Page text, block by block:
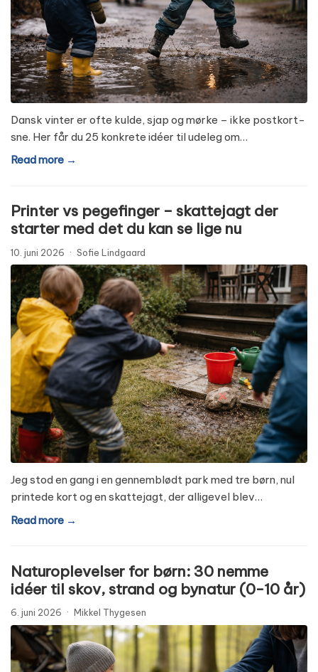
Dansk vinter er ofte kulde, sjap og mørke – ikke postkort-
sne. Her får du 25 konkrete idéer til udeleg om…
Read more →
Printer vs pegefinger – skattejagt der
starter med det du kan se lige nu
10. juni 2026 · Sofie Lindgaard
Jeg stod en gang i en gennemblødt park med tre børn, nul
printede kort og en skattejagt, der alligevel blev…
Read more →
Naturoplevelser for børn: 30 nemme
idéer til skov, strand og bynatur (0-10 år)
6. juni 2026 · Mikkel Thygesen